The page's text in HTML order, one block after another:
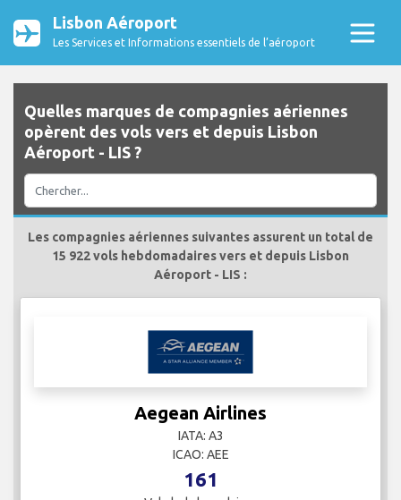
Lisbon Aéroport
Les Services et Informations essentiels de l’aéroport
Quelles marques de compagnies aériennes
opèrent des vols vers et depuis Lisbon
Aéroport - LIS ?
Les compagnies aériennes suivantes assurent un total de
15 922 vols hebdomadaires vers et depuis Lisbon
Aéroport - LIS :
Aegean Airlines
IATA: A3
ICAO: AEE
161